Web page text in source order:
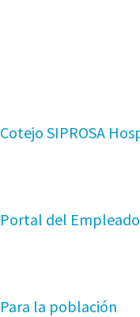
Cotejo SIPROSA
Portal del Empleado
Para la población